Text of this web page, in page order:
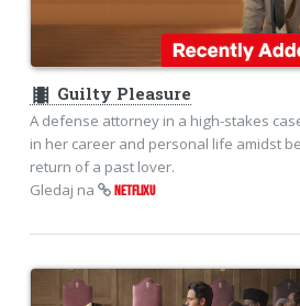
theaters Guilty Pleasure
A defense attorney in a high-stakes
in her career and personal life amidst
return of a past lover.
Gledaj na
NETFLIXU